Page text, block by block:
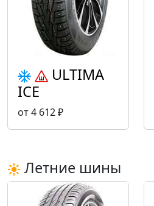
ULTIMA
ICE
от 4 612 ₽
Летние шины